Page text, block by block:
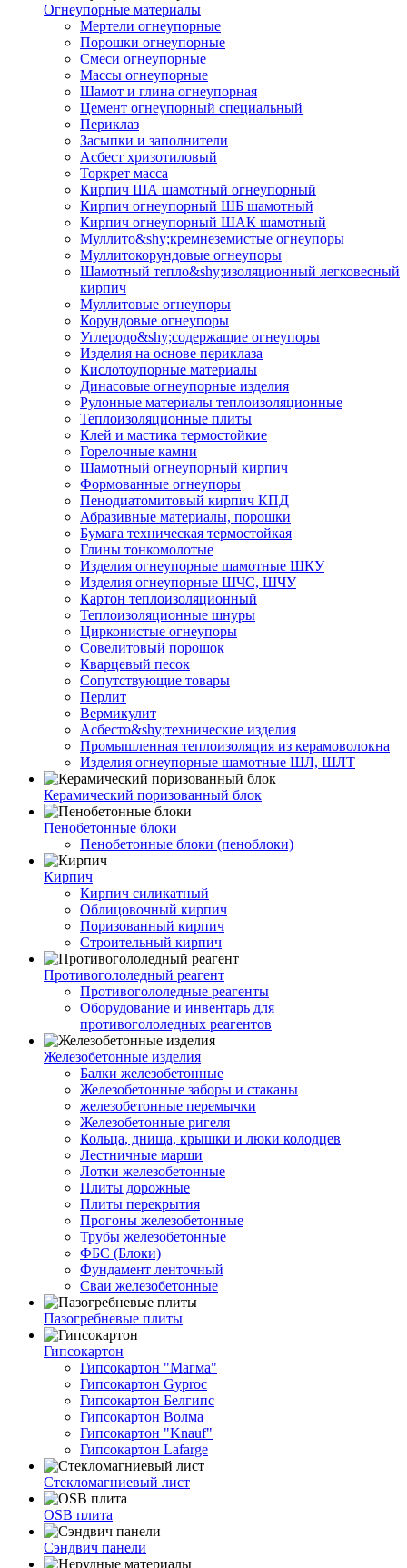
Огнеупорные материалы
Мертели огнеупорные
Порошки огнеупорные
Смеси огнеупорные
Массы огнеупорные
Шамот и глина огнеупорная
Цемент огнеупорный специальный
Периклаз
Засыпки и заполнители
Асбест хризотиловый
Торкрет масса
Кирпич ША шамотный огнеупорный
Кирпич огнеупорный ШБ шамотный
Кирпич огнеупорный ШАК шамотный
Муллито&shy;­кремнеземистые огнеупоры
Муллито­корундовые огнеупоры
Шамотный тепло&shy;изоляционный легковесный
кирпич
Муллитовые огнеупоры
Корундовые огнеупоры
Углеродо&shy;содержащие огнеупоры
Изделия на основе периклаза
Кислотоупорные материалы
Динасовые огнеупорные изделия
Рулонные материалы теплоизоляционные
Тепло­изоляционные плиты
Клей и мастика термостойкие
Горелочные камни
Шамотный огнеупорный кирпич
Формованные огнеупоры
Пенодиатомитовый кирпич КПД
Абразивные материалы, порошки
Бумага техническая термостойкая
Глины тонкомолотые
Изделия огнеупорные шамотные ШКУ
Изделия огнеупорные ШЧС, ШЧУ
Картон теплоизоляционный
Теплоизоляционные шнуры
Цирконистые огнеупоры
Совелитовый порошок
Кварцевый песок
Сопутствующие товары
Перлит
Вермикулит
Асбесто&shy;технические изделия
Промышленная теплоизоляция из керамоволокна
Изделия огнеупорные шамотные ШЛ, ШЛТ
Керамический поризованный блок
Пенобетонные блоки
Пенобетонные блоки (пеноблоки)
Кирпич
Кирпич силикатный
Облицовочный кирпич
Поризованный кирпич
Строительный кирпич
Противогололедный реагент
Противогололедные реагенты
Оборудование и инвентарь для
противогололедных реагентов
Железобетонные изделия
Балки железобетонные
Железобетонные заборы и стаканы
железобетонные перемычки
Железобетонные ригеля
Кольца, днища, крышки и люки колодцев
Лестничные марши
Лотки железобетонные
Плиты дорожные
Плиты перекрытия
Прогоны железобетонные
Трубы железобетонные
ФБС (Блоки)
Фундамент ленточный
Сваи железобетонные
Пазогребневые плиты
Гипсокартон
Гипсокартон "Магма"
Гипсокартон Gyproc
Гипсокартон Белгипс
Гипсокартон Волма
Гипсокартон "Knauf"
Гипсокартон Lafarge
Стекломагниевый лист
OSB плита
Сэндвич панели